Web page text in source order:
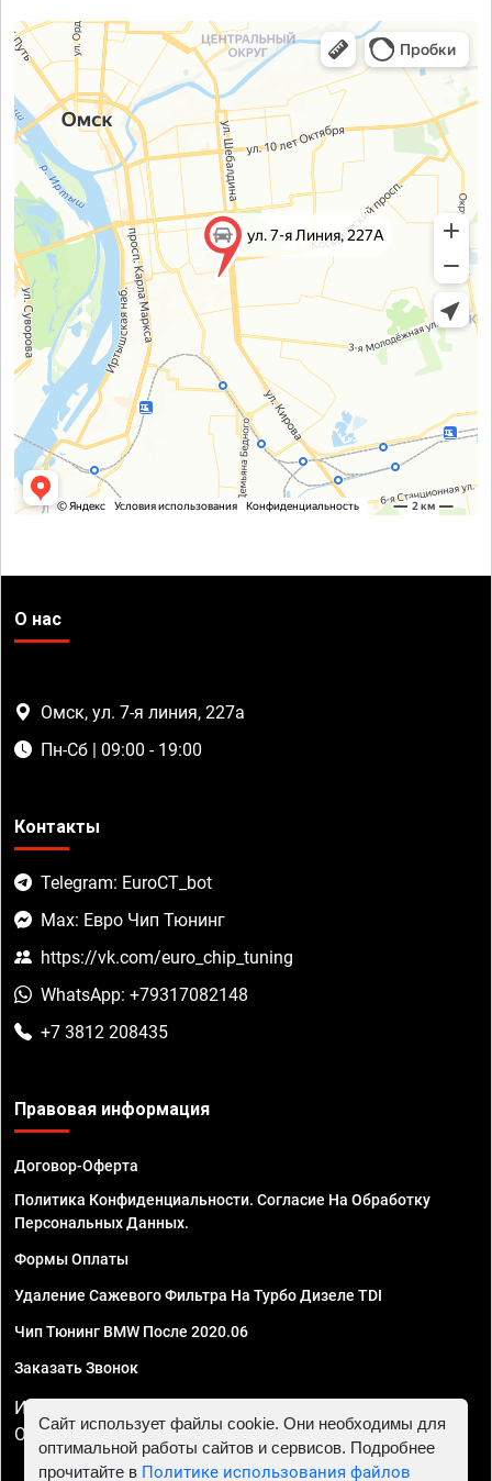
О нас
Омск, ул. 7-я линия, 227а
Пн-Сб | 09:00 - 19:00
Контакты
Telegram: EuroCT_bot
Max: Евро Чип Тюнинг
https://vk.com/euro_chip_tuning
WhatsApp: +79317082148
+7 3812 208435
Правовая информация
Договор-Оферта
Политика Конфиденциальности. Согласие На Обработку
Персональных Данных.
Формы Оплаты
Удаление Сажевого Фильтра На Турбо Дизеле TDI
Чип Тюнинг BMW После 2020.06
Заказать Звонок
ИП Смирнов Георгий Павлович. ИНН 781302555843,
ОГРНИП 324470400032610
Сайт использует файлы cookie. Они необходимы для
оптимальной работы сайтов и сервисов. Подробнее
прочитайте в Политике использования файлов